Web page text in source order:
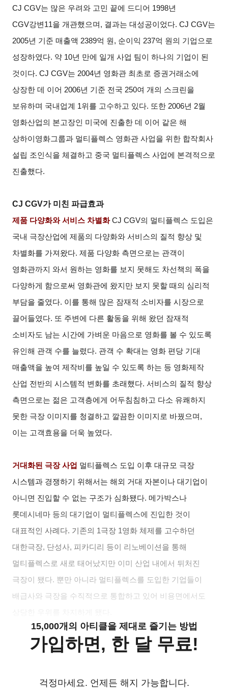
CJ CGV는 많은 우려와 고민 끝에 드디어 1998년
CGV강변11을 개관했으며, 결과는 대성공이었다. CJ CGV는
2005년 기준 매출액 2389억 원, 순이익 237억 원의 기업으로
성장하였다. 약 10년 만에 일개 사업 팀이 하나의 기업이 된
것이다. CJ CGV는 2004년 영화관 최초로 증권거래소에
상장한 데 이어 2006년 기준 전국 250여 개의 스크린을
보유하며 국내업계 1위를 고수하고 있다. 또한 2006년 2월
영화산업의 본고장인 미국에 진출한 데 이어 같은 해
상하이영화그룹과 멀티플렉스 영화관 사업을 위한 합작회사
설립 조인식을 체결하고 중국 멀티플렉스 사업에 본격적으로
진출했다.
CJ CGV가 미친 파급효과
제품 다양화와 서비스 차별화CJ CGV의 멀티플렉스 도입은
국내 극장산업에 제품의 다양화와 서비스의 질적 향상 및
차별화를 가져왔다. 제품 다양화 측면으로는 관객이
영화관까지 와서 원하는 영화를 보지 못해도 차선책의 폭을
다양하게 함으로써 영화관에 왔지만 보지 못할 때의 심리적
부담을 줄였다. 이를 통해 많은 잠재적 소비자를 시장으로
끌어들였다. 또 주변에 다른 활동을 위해 왔던 잠재적
소비자도 남는 시간에 가벼운 마음으로 영화를 볼 수 있도록
유인해 관객 수를 늘렸다. 관객 수 확대는 영화 편당 기대
매출액을 높여 제작비를 높일 수 있도록 하는 등 영화제작
산업 전반의 시스템적 변화를 초래했다. 서비스의 질적 향상
측면으로는 젊은 고객층에게 어두침침하고 다소 유쾌하지
못한 극장 이미지를 청결하고 깔끔한 이미지로 바꿨으며,
이는 고객효용을 더욱 높였다.
거대화된 극장 사업 멀티플렉스 도입 이후 대규모 극장
시스템과 경쟁하기 위해서는 해외 거대 자본이나 대기업이
아니면 진입할 수 없는 구조가 심화됐다. 메가박스나
롯데시네마 등의 대기업이 멀티플렉스에 진입한 것이
대표적인 사례다. 기존의 1극장 1영화 체제를 고수하던
대한극장, 단성사, 피카디리 등이 리노베이션을 통해
멀티플렉스로 새로 태어났지만 이미 산업 내에서 뒤처진
극장이 됐다. 뿐만 아니라 멀티플렉스를 도입한 기업들이
배급사와 극장을 수직적으로 통합하고 있어 비용면에서도
15,000개의 아티클을 제대로 즐기는 방법
가입하면, 한 달 무료!
걱정마세요. 언제든 해지 가능합니다.